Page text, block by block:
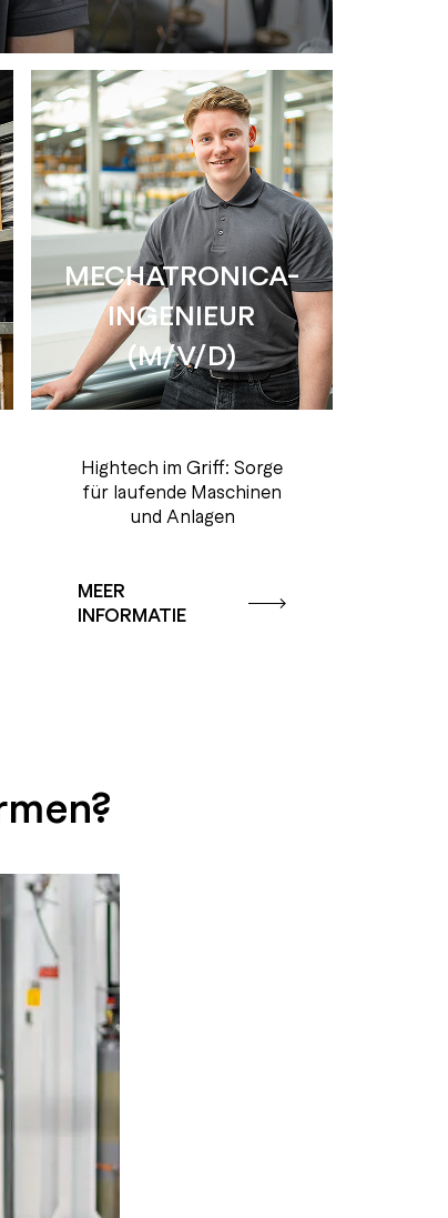
MECHATRONICA-
INGENIEUR
(M/V/D)
Hightech im Griff: Sorge
für laufende Maschinen
und Anlagen
MEER
INFORMATIE